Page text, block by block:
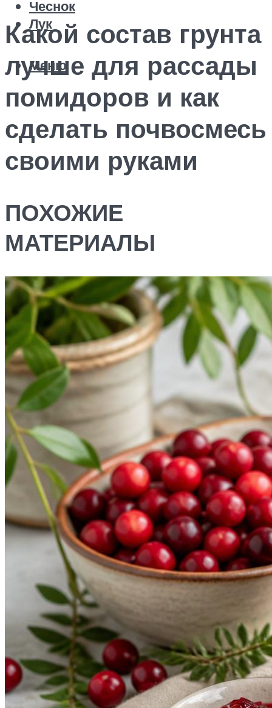
Чеснок
Лук
Меню
Какой состав грунта
лучше для рассады
помидоров и как
сделать почвосмесь
своими руками
ПОХОЖИЕ
МАТЕРИАЛЫ